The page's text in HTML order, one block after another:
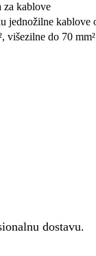
za kablove
jednožilne kablove
višezilne do 70
dostavu.